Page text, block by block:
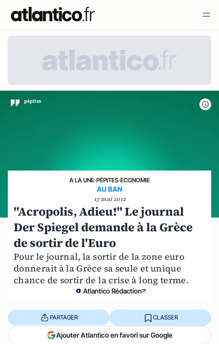
A LA UNE›PÉPITES›ECONOMIE
AU BAN
13 mai 2012
"Acropolis, Adieu!" Le journal
Der Spiegel demande à la Grèce
de sortir de l'Euro
Pour le journal, la sortir de la zone euro
donnerait à la Grèce sa seule et unique
chance de sortir de la crise à long terme.
Atlantico Rédaction
PARTAGER CLASSER
Ajouter Atlantico en favori sur Google